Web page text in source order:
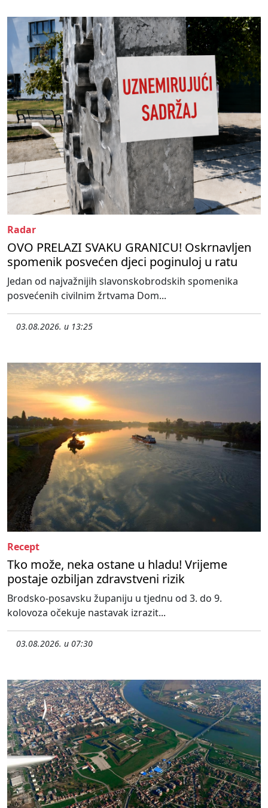
Radar
OVO PRELAZI SVAKU GRANICU! Oskrnavljen
spomenik posvećen djeci poginuloj u ratu
Jedan od najvažnijih slavonskobrodskih spomenika
posvećenih civilnim žrtvama Dom...
03.08.2026. u 13:25
Recept
Tko može, neka ostane u hladu! Vrijeme
postaje ozbiljan zdravstveni rizik
Brodsko-posavsku županiju u tjednu od 3. do 9.
kolovoza očekuje nastavak izrazit...
03.08.2026. u 07:30